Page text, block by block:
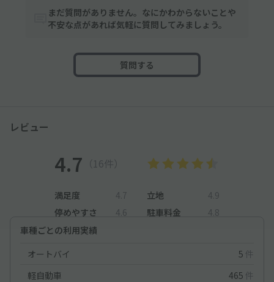
まだ質問がありません。なにかわからないことや
不安な点があれば気軽に質問してみましょう。
質問する
レビュー
4.7 （16件）
満足度 4.7 立地
4.9
停めやすさ
4.6 駐車料金
4.8
車種ごとの利用実績
オートバイ
5 件
軽自動車
465 件